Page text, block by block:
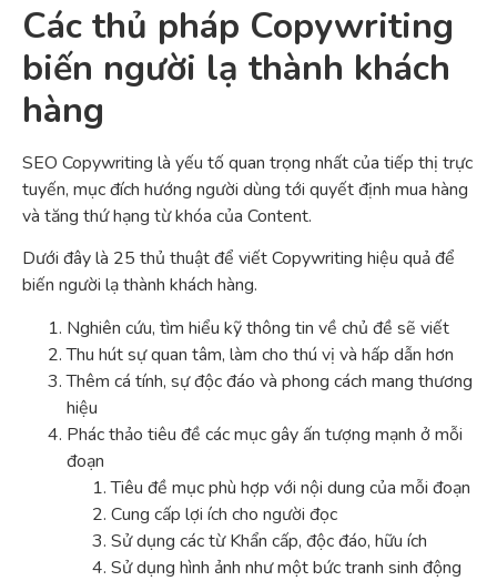
Các thủ pháp Copywriting
biến người lạ thành khách
hàng
SEO Copywriting là yếu tố quan trọng nhất của tiếp thị trực
tuyến, mục đích hướng người dùng tới quyết định mua hàng
và tăng thứ hạng từ khóa của Content.
Dưới đây là 25 thủ thuật để viết Copywriting hiệu quả để
biến người lạ thành khách hàng.
Nghiên cứu, tìm hiểu kỹ thông tin về chủ đề sẽ viết
Thu hút sự quan tâm, làm cho thú vị và hấp dẫn hơn
Thêm cá tính, sự độc đáo và phong cách mang thương
hiệu
Phác thảo tiêu đề các mục gây ấn tượng mạnh ở mỗi
đoạn
Tiêu đề mục phù hợp với nội dung của mỗi đoạn
Cung cấp lợi ích cho người đọc
Sử dụng các từ Khẩn cấp, độc đáo, hữu ích
Sử dụng hình ảnh như một bức tranh sinh động